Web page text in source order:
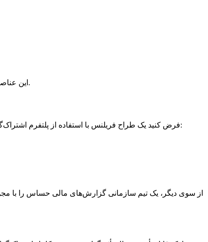
این عناصر هویت دیجیتال را تقویت کرده و اطمینان به گیرندگان می‌دهند، به ویژه زمانی که زمینه اشتراک‌گذاری ناشناخته است یا هویت‌ها تثبیت نشده‌اند.
فرض کنید یک طراح فریلنس با استفاده از پلتفرم اشتراک‌گذاری فایل ناشناس، پیش‌نویسی را برای یک مشتری جدید ارسال می‌کند. مشتری هویت رسمی فرستنده را نمی‌داند اما به موارد زیر اتکا می‌کند:
از سوی دیگر، یک تیم سازمانی گزارش‌های مالی حساس را با